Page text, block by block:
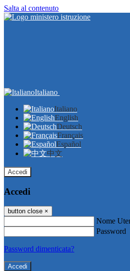
Salta al contenuto
Italiano
Italiano
English
Deutsch
Français
Español
中文
Accedi
Accedi
button close ×
Nome
Password
Password dimenticata?